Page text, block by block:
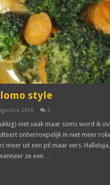
style
2016 3
niet vaak maar soms word ik
onherroepelijk in niet meer
meer uit een pil maar vers.
ze een …